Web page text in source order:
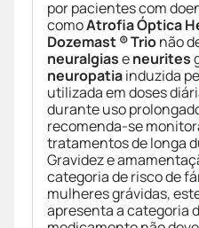
por pacientes com
comoAtrofia Óptica
Dozemast ® Trionão
neuralgiaseneurites
neuropatiainduzida
utilizada em doses
durante uso
recomenda-se
tratamentos de longa
Gravidez e
categoria de risco de
mulheres grávidas,
apresenta a categoria